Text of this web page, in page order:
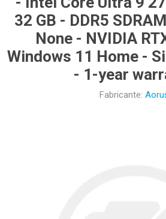
32 GB - DDR5
None - NVIDIA
Windows 11 Home -
- 1-year
Fabricante: